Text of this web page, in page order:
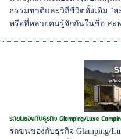
ธรรมชาติและวิถีชีวิตดั้งเดิม "ส
หรือที่หลายคนรู้จักกันในชื่อ สะ
รถขนของกับธุรกิจ Glamping/Luxe
รถขนของกับธุรกิจ Glamping/